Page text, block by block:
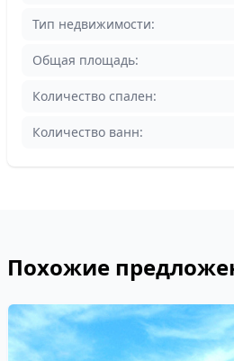
Тип недвижимости:
Общая площадь:
Количество спален:
Количество ванн:
Похожие